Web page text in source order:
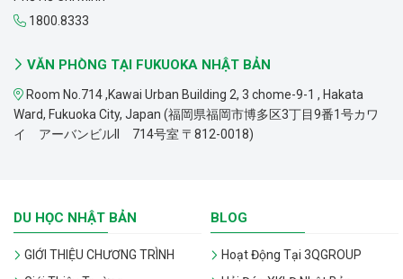
1800.8333
VĂN PHÒNG TẠI FUKUOKA NHẬT BẢN
Room No.714 ,Kawai Urban Building 2, 3 chome-9-1 , Hakata
Ward, Fukuoka City, Japan (福岡県福岡市博多区3丁目9番1号カワ
イ アーバンビルII 714号室 〒812-0018)
DU HỌC NHẬT BẢN
GIỚI THIỆU CHƯƠNG TRÌNH
BLOG
Hoạt Động Tại 3QGROUP